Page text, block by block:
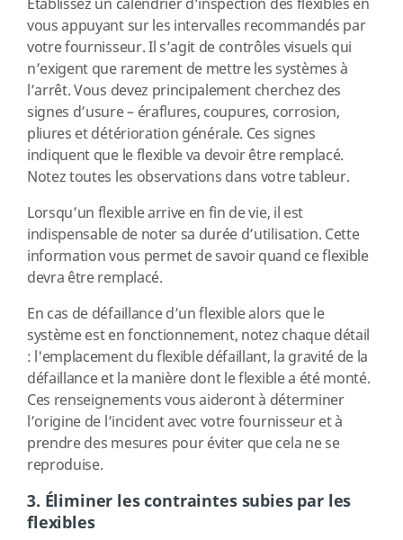
Établissez un calendrier d’inspection des flexibles en
vous appuyant sur les intervalles recommandés par
votre fournisseur. Il s’agit de contrôles visuels qui
n’exigent que rarement de mettre les systèmes à
l’arrêt. Vous devez principalement cherchez des
signes d’usure – éraflures, coupures, corrosion,
pliures et détérioration générale. Ces signes
indiquent que le flexible va devoir être remplacé.
Notez toutes les observations dans votre tableur.
Lorsqu’un flexible arrive en fin de vie, il est
indispensable de noter sa durée d’utilisation. Cette
information vous permet de savoir quand ce flexible
devra être remplacé.
En cas de défaillance d’un flexible alors que le
système est en fonctionnement, notez chaque détail
: l'emplacement du flexible défaillant, la gravité de la
défaillance et la manière dont le flexible a été monté.
Ces renseignements vous aideront à déterminer
l’origine de l’incident avec votre fournisseur et à
prendre des mesures pour éviter que cela ne se
reproduise.
3. Éliminer les contraintes subies par les
flexibles